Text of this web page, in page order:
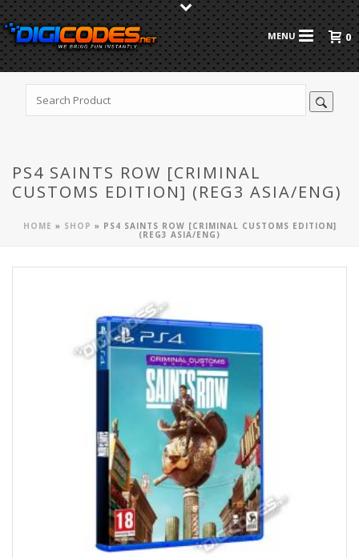
0
PS4 SAINTS ROW [CRIMINAL
CUSTOMS EDITION] (REG3 ASIA/ENG)
HOME » SHOP » PS4 SAINTS ROW [CRIMINAL CUSTOMS EDITION]
(REG3 ASIA/ENG)